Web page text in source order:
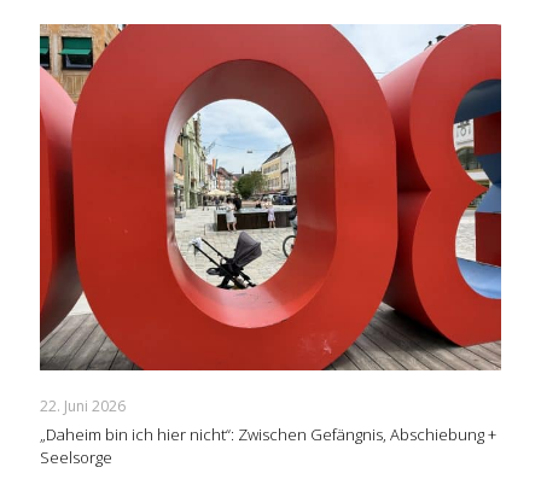
22. Juni 2026
„Daheim bin ich hier nicht“: Zwischen Gefängnis, Abschiebung +
Seelsorge